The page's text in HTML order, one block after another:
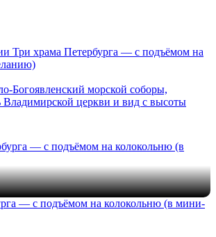
Богоявленский морской соборы,
церкви и вид с высоты
— с подъёмом на колокольню (в мини-